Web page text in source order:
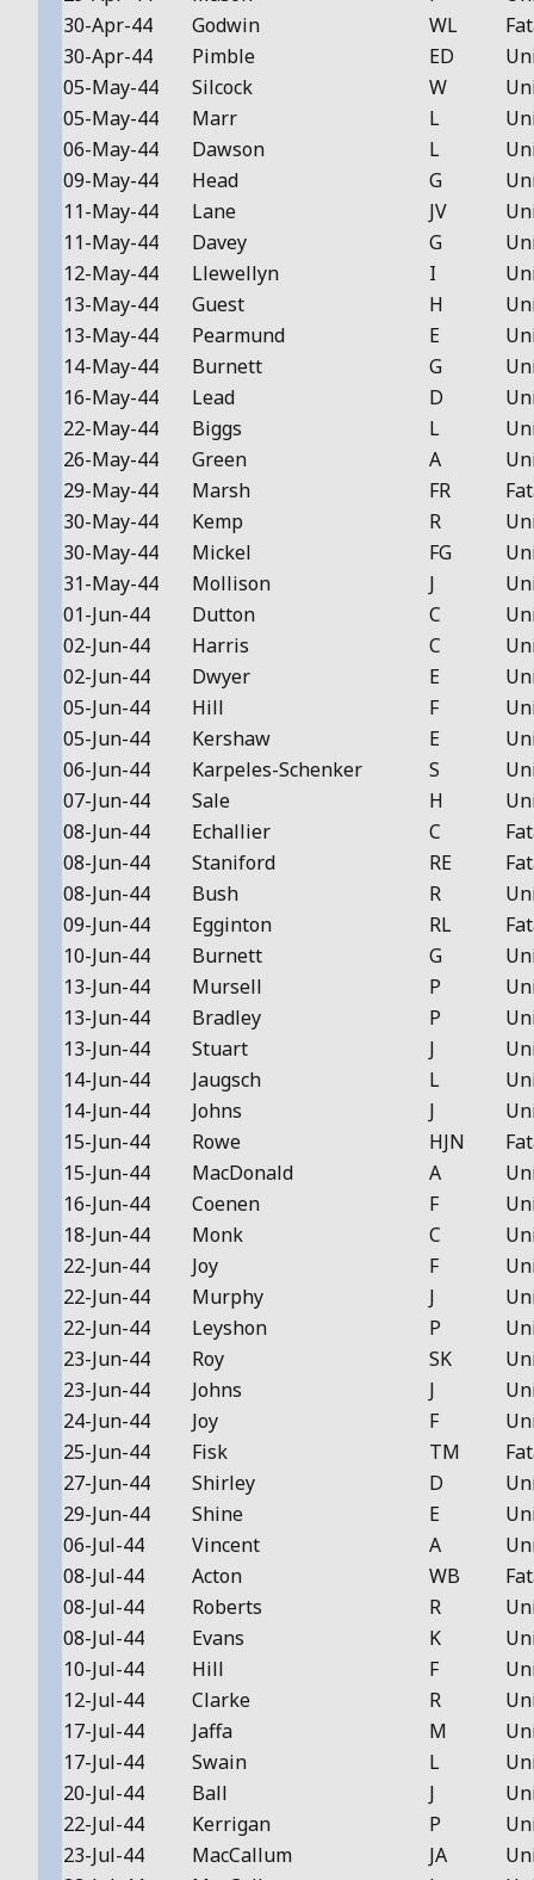
30-Apr-44
Godwin WL
30-Apr-44
Pimble ED
05-May-44
Silcock W
05-May-44
Marr L
06-May-44
Dawson L
09-May-44
Head G
11-May-44
Lane JV
11-May-44
Davey G
12-May-44
Llewellyn I
13-May-44
Guest H
13-May-44
Pearmund E
14-May-44
Burnett G
16-May-44
Lead D
22-May-44
Biggs L
26-May-44
Green A
29-May-44
Marsh FR
30-May-44
Kemp R
30-May-44
Mickel FG
31-May-44
Mollison J
01-Jun-44
Dutton C
02-Jun-44
Harris C
02-Jun-44
Dwyer E
05-Jun-44
Hill F
05-Jun-44
Kershaw E
06-Jun-44
Karpeles-Schenker S
07-Jun-44
Sale H
08-Jun-44
Echallier C
08-Jun-44
Staniford RE
08-Jun-44
Bush R
09-Jun-44
Egginton RL
10-Jun-44
Burnett G
13-Jun-44
Mursell P
13-Jun-44
Bradley P
13-Jun-44
Stuart J
14-Jun-44
Jaugsch L
14-Jun-44
Johns J
15-Jun-44
Rowe HJN
15-Jun-44
MacDonald A
16-Jun-44
Coenen F
18-Jun-44
Monk C
22-Jun-44
Joy F
22-Jun-44
Murphy J
22-Jun-44
Leyshon P
23-Jun-44
Roy SK
23-Jun-44
Johns J
24-Jun-44
Joy F
25-Jun-44
Fisk TM
27-Jun-44
Shirley D
29-Jun-44
Shine E
06-Jul-44
Vincent A
08-Jul-44
Acton WB
08-Jul-44
Roberts R
08-Jul-44
Evans K
10-Jul-44
Hill F
12-Jul-44
Clarke R
17-Jul-44
Jaffa M
17-Jul-44
Swain L
20-Jul-44
Ball J
22-Jul-44
Kerrigan P
23-Jul-44
MacCallum JA